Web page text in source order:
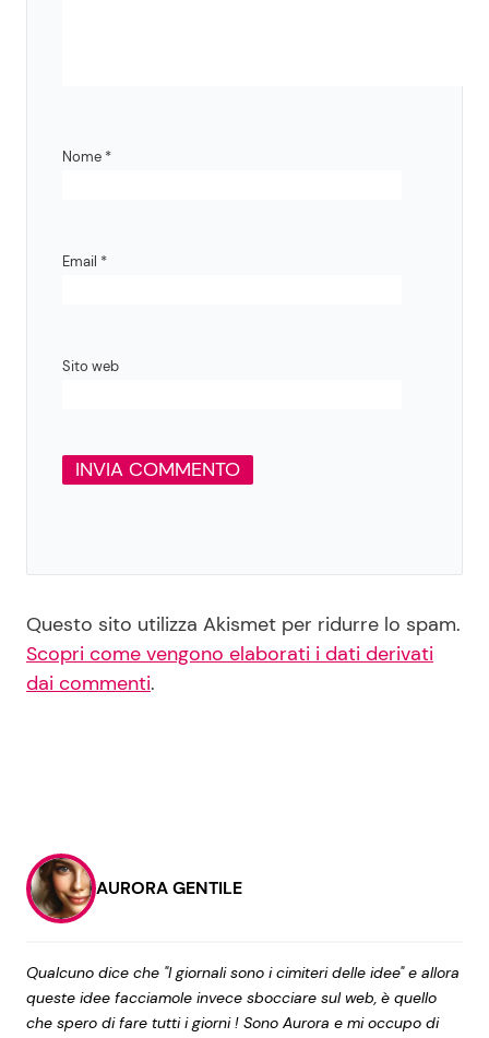
Nome *
Email *
Sito web
Questo sito utilizza Akismet per ridurre lo spam.
Scopri come vengono elaborati i dati derivati
dai commenti.
AURORA GENTILE
Qualcuno dice che "I giornali sono i cimiteri delle idee" e allora
queste idee facciamole invece sbocciare sul web, è quello
che spero di fare tutti i giorni ! Sono Aurora e mi occupo di